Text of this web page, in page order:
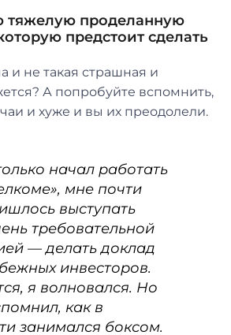
тяжелую проделанную
предстоит сделать
и не такая страшная и
А попробуйте вспомнить,
и хуже и вы их преодолели.
начал работать
мне почти
выступать
требовательной
— делать доклад
инвесторов.
я волновался. Но
как в
занимался боксом.